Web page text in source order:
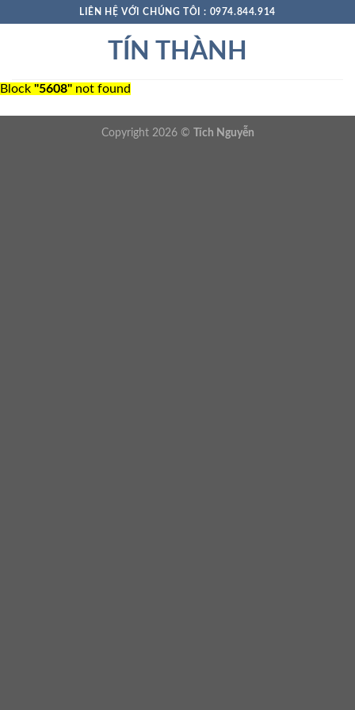
LIÊN HỆ VỚI CHÚNG TÔI : 0974.844.914
TÍN THÀNH
Block "5608" not found
Copyright 2026 © Tích Nguyễn